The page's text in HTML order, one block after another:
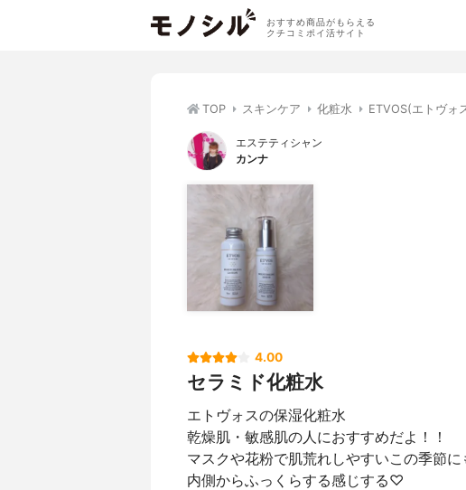
おすすめ商品がもらえる
クチコミポイ活サイト
TOP スキンケア 化粧水 ETVOS(エトヴォ
エステティシャン
カンナ
4.00
セラミド化粧水
エトヴォスの保湿化粧水
乾燥肌・敏感肌の人におすすめだよ！！
マスクや花粉で肌荒れしやすいこの季節に
内側からふっくらする感じする♡